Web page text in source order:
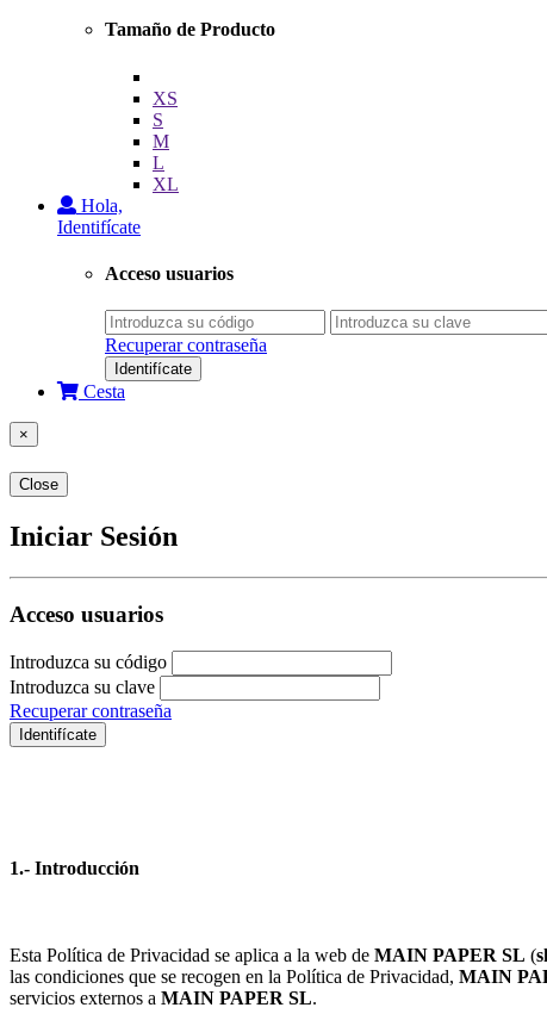
Tamaño de Producto
XS
S
M
L
XL
Hola,
Identifícate
Acceso usuarios
Recuperar contraseña
Identifícate
Cesta
×
Close
Iniciar Sesión
Acceso usuarios
Introduzca su código
Introduzca su clave
Recuperar contraseña
Identifícate
1.- Introducción
Esta Política de Privacidad se aplica a la web de MAIN PAPER SL (
las condiciones que se recogen en la Política de Privacidad, MAIN
servicios externos a MAIN PAPER SL.